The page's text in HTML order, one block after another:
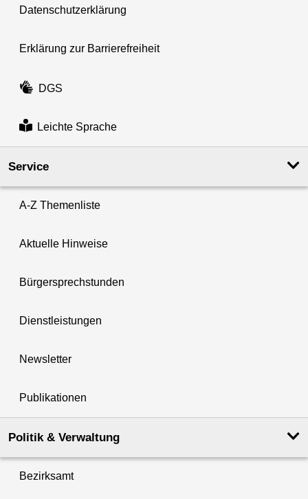
Datenschutzerklärung
Erklärung zur Barrierefreiheit
DGS
Leichte Sprache
Service
A-Z Themenliste
Aktuelle Hinweise
Bürgersprechstunden
Dienstleistungen
Newsletter
Publikationen
Politik & Verwaltung
Bezirksamt